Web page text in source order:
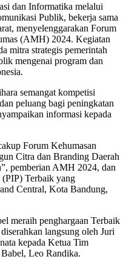
dan Informatika melalui
Publik, bekerja sama
menyelenggarakan Forum
(AMH) 2024. Kegiatan
mitra strategis pemerintah
mengenai program dan
semangat kompetisi
peluang bagi peningkatan
informasi kepada
Forum Kehumasan
Citra dan Branding Daerah
pemberian AMH 2024, dan
Terbaik yang
Central, Kota Bandung,
meraih penghargaan Terbaik
langsung oleh Juri
kepada Ketua Tim
Leo Randika.